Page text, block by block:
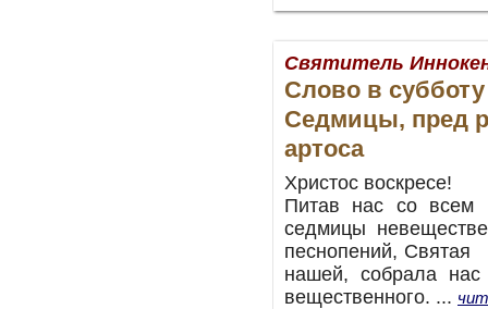
Святитель
Слово в
Седмицы, пред
артоса
Христос воскресе!
Питав нас со всем
седмицы
песнопений,
нашей, собрала
вещественного. ...